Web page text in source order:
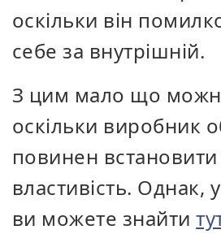
оскільки він
себе за внутрішній.
З цим мало що
оскільки виробник
повинен
властивість. Однак, у
ви можете знайти